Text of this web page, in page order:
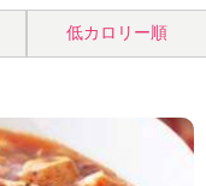
低カロリー順